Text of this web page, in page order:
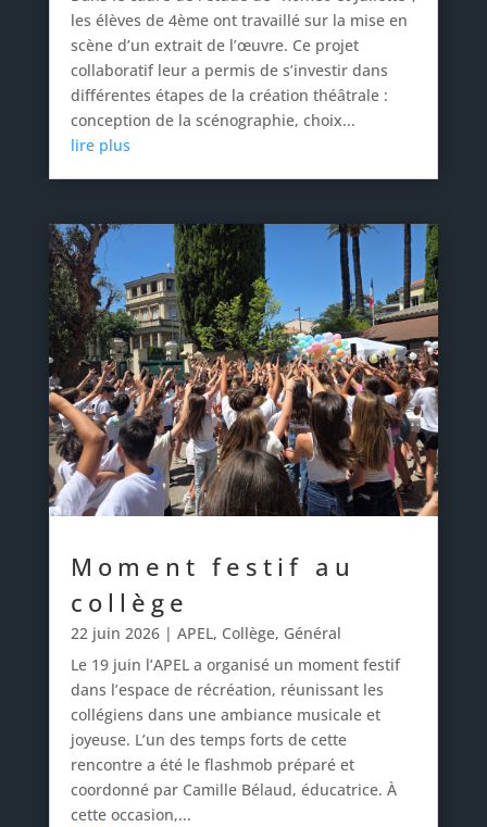
les élèves de 4ème ont travaillé sur la mise en
scène d’un extrait de l’œuvre. Ce projet
collaboratif leur a permis de s’investir dans
différentes étapes de la création théâtrale :
conception de la scénographie, choix...
lire plus
Moment festif au
collège
22 juin 2026| APEL, Collège, Général
Le 19 juin l’APEL a organisé un moment festif
dans l’espace de récréation, réunissant les
collégiens dans une ambiance musicale et
joyeuse. L’un des temps forts de cette
rencontre a été le flashmob préparé et
coordonné par Camille Bélaud, éducatrice. À
cette occasion,...